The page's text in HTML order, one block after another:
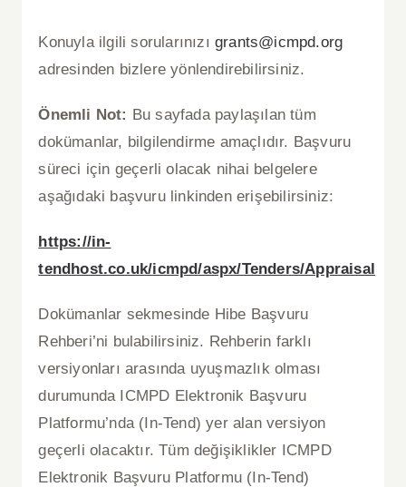
Konuyla ilgili sorularınızı grants@icmpd.org
adresinden bizlere yönlendirebilirsiniz.
Önemli Not: Bu sayfada paylaşılan tüm
dokümanlar, bilgilendirme amaçlıdır. Başvuru
süreci için geçerli olacak nihai belgelere
aşağıdaki başvuru linkinden erişebilirsiniz:
https://in-
tendhost.co.uk/icmpd/aspx/Tenders/Appraisal
Dokümanlar sekmesinde Hibe Başvuru
Rehberi’ni bulabilirsiniz. Rehberin farklı
versiyonları arasında uyuşmazlık olması
durumunda ICMPD Elektronik Başvuru
Platformu’nda (In-Tend) yer alan versiyon
geçerli olacaktır. Tüm değişiklikler ICMPD
Elektronik Başvuru Platformu (In-Tend)